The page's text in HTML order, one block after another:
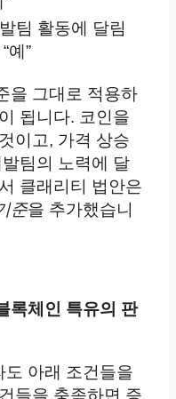
팀 활동에 달림
예”
을 그대로 적용하
됩니다. 코인을
이고, 가격 상승
팀의 노력에 달
클래리티 법안은
준을 추가했습니
록체인 특유의 판
아래 조건들을
들을 충족하면 증